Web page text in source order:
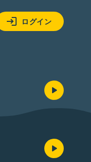
ログイン